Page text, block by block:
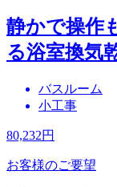
静かで操作
る浴室換気
バスルーム
小工事
80,232円
お客様のご要望